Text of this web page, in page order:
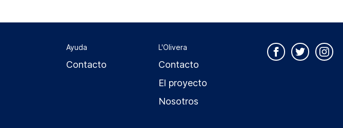
Ayuda
Contacto
L'Olivera
Contacto
El proyecto
Nosotros